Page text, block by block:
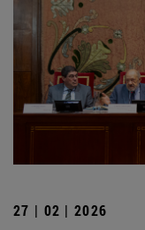
27 | 02 | 2026